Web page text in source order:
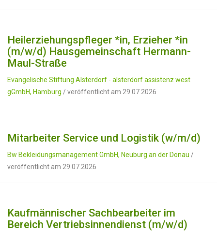
Heilerziehungspfleger *in, Erzieher *in
(m/w/d) Hausgemeinschaft Hermann-
Maul-Straße
Evangelische Stiftung Alsterdorf - alsterdorf assistenz west
gGmbH, Hamburg / veröffentlicht am 29.07.2026
Mitarbeiter Service und Logistik (w/m/d)
Bw Bekleidungsmanagement GmbH, Neuburg an der Donau /
veröffentlicht am 29.07.2026
Kaufmännischer Sachbearbeiter im
Bereich Vertriebsinnendienst (m/w/d)